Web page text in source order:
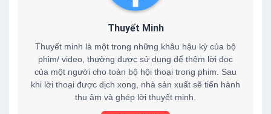
Thuyết Minh
Thuyết minh là một trong những khâu hậu kỳ của bộ
phim/ video, thường được sử dụng để thêm lời đọc
của một người cho toàn bộ hội thoại trong phim. Sau
khi lời thoại được dịch xong, nhà sản xuất sẽ tiến hành
thu âm và ghép lời thuyết minh.